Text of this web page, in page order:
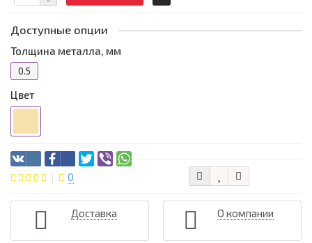
Доступные опции
Толщина металла, мм
0.5
Цвет
0
Доставка О компании